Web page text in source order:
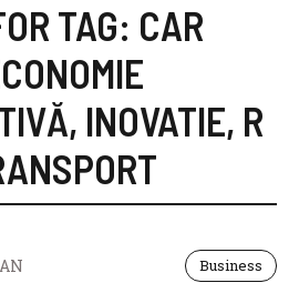
TAG: CAR
, INOVATIE, R
Business